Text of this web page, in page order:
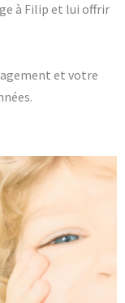
à Filip et lui offrir
et votre